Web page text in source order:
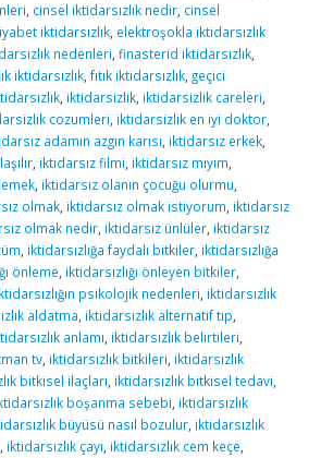
, cinsel iktidarsızlık nedir, cinsel
iktidarsızlık, elektroşokla iktidarsızlık
nedenleri, finasterid iktidarsızlık,
iktidarsızlık, fıtık iktidarsızlık, geçici
, iktidarsizlik, iktidarsizlik careleri,
cozumleri, iktidarsizlik en iyi doktor,
adamın azgın karısı, iktidarsız erkek,
, iktidarsız filmi, iktidarsız mıyım,
, iktidarsız olanın çocuğu olurmu,
olmak, iktidarsız olmak istiyorum, iktidarsız
olmak nedir, iktidarsız ünlüler, iktidarsız
, iktidarsızlığa faydalı bitkiler, iktidarsızlığa
önleme, iktidarsızlığı önleyen bitkiler,
psikolojik nedenleri, iktidarsızlık
aldatma, iktidarsızlık alternatif tıp,
anlamı, iktidarsızlık belirtileri,
tv, iktidarsızlık bitkileri, iktidarsızlık
bitkisel ilaçları, iktidarsızlık bitkisel tedavi,
boşanma sebebi, iktidarsızlık
büyüsü nasıl bozulur, iktidarsızlık
, iktidarsızlık çayı, iktidarsızlık cem keçe,